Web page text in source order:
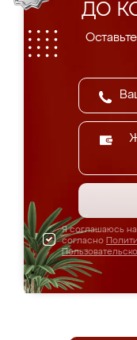
ДО
Я соглашаюсь
согласно